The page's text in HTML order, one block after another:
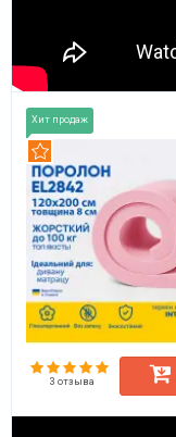
Хит продаж
3 отзыва